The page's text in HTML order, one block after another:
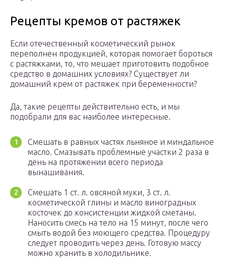
Рецепты кремов от растяжек
Если отечественный косметический рынок
переполнен продукцией, которая помогает бороться
с растяжками, то, что мешает приготовить подобное
средство в домашних условиях? Существует ли
домашний крем от растяжек при беременности?
Да, такие рецепты действительно есть, и мы
подобрали для вас наиболее интересные.
Смешать в равных частях льняное и миндальное
масло. Смазывать проблемные участки 2 раза в
день на протяжении всего периода
вынашивания.
Смешать 1 ст. л. овсяной муки, 3 ст. л.
косметической глины и масло виноградных
косточек до консистенции жидкой сметаны.
Наносить смесь на тело на 15 минут, после чего
смыть водой без моющего средства. Процедуру
следует проводить через день. Готовую массу
можно хранить в холодильнике.